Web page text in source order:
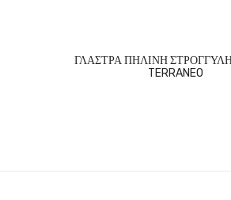
ΓΛΑΣΤΡΑ ΠΗΛΙΝΗ ΣΤΡΟΓΓΥΛΗ
TERRANEO